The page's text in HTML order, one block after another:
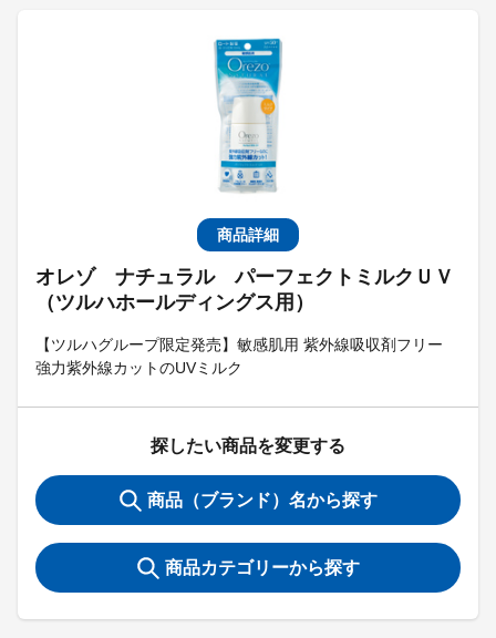
商品詳細
オレゾ ナチュラル パーフェクトミルクＵＶ
（ツルハホールディングス用）
【ツルハグループ限定発売】敏感肌用 紫外線吸収剤フリー
強力紫外線カットのUVミルク
探したい商品を変更する
商品（ブランド）名から探す
商品カテゴリーから探す